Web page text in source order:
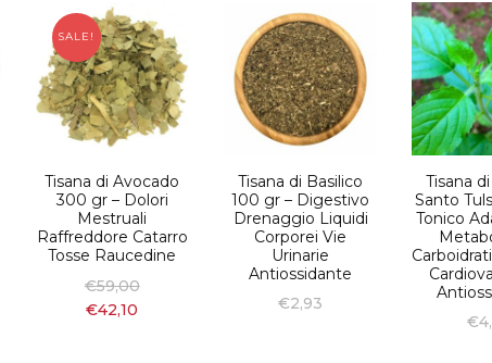
SALE!
Tisana di Avocado
300 gr – Dolori
Mestruali
Raffreddore Catarro
Tosse Raucedine
€59,00
€42,10
Tisana di Basilico
100 gr – Digestivo
Drenaggio Liquidi
Corporei Vie
Urinarie
Antiossidante
€2,93
Tisana
Santo
Tonico
€